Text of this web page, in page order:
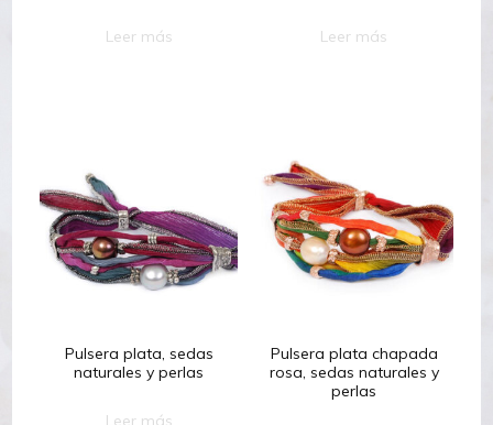
Leer más Leer más
Pulsera plata, sedas
naturales y perlas
Leer más
Pulsera plata chapada
rosa, sedas naturales y
perlas